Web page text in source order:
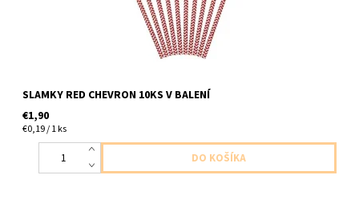
SLAMKY RED CHEVRON 10KS V BALENÍ
€1,90
€0,19 / 1 ks